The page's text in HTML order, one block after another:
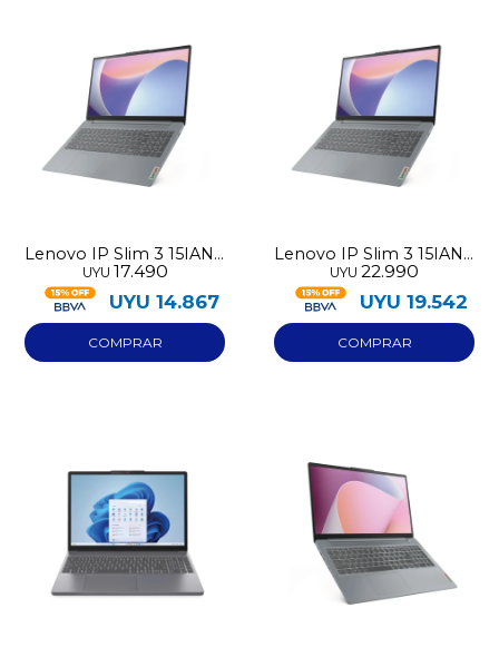
Lenovo IP Slim 3 15IAN8
128GB N100 4GB RAM
UYU 17.490
UYU 14.867
Lenovo IP Slim 3 15IAN8
256GB N100 8GB RAM
UYU 22.990
UYU 19.542